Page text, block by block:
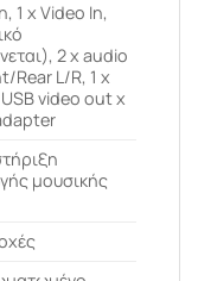
1 x Video In,
2 x audio
Rear L/R, 1 x
video out x
μουσικής